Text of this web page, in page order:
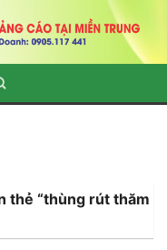
thẻ “thùng rút thăm